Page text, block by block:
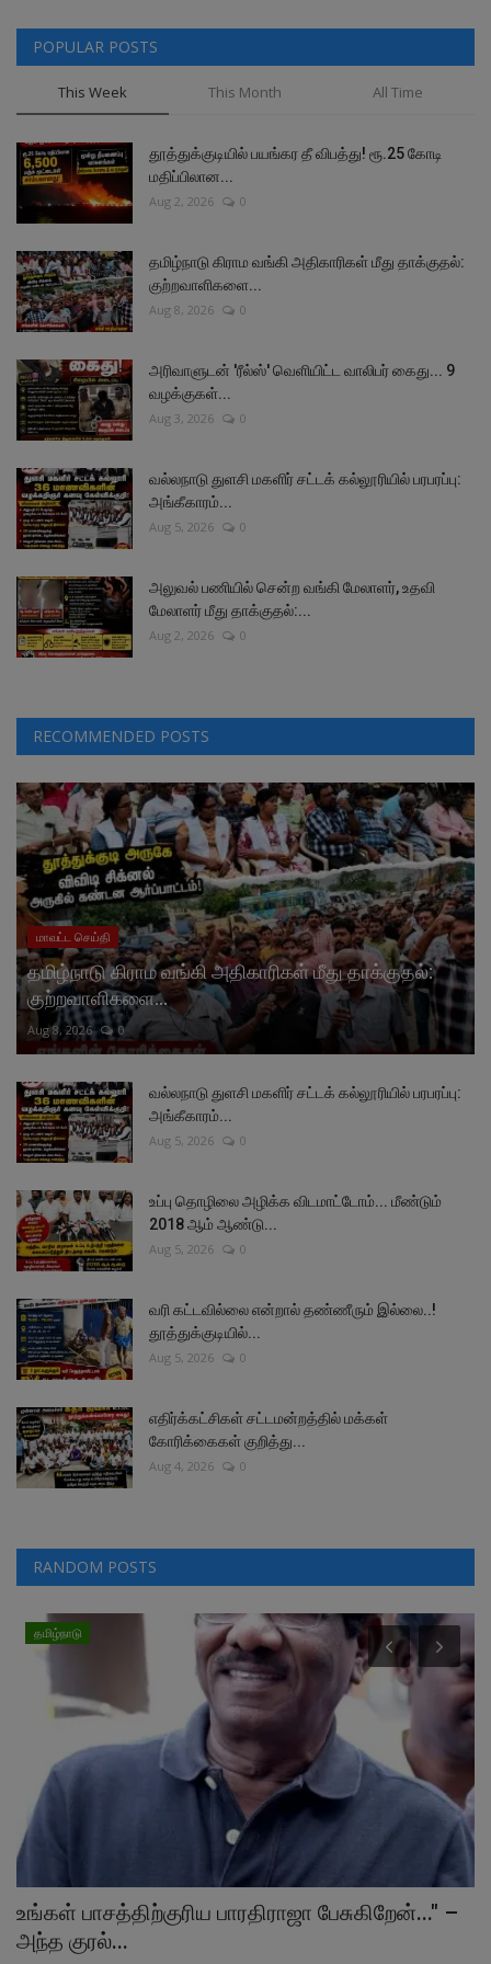
POPULAR POSTS
This Week This Month All Time
தூத்துக்குடியில் பயங்கர தீ விபத்து! ரூ.25 கோடி
மதிப்பிலான...
Aug 2, 2026 0
தமிழ்நாடு கிராம வங்கி அதிகாரிகள் மீது தாக்குதல்:
குற்றவாளிகளை...
Aug 8, 2026 0
அரிவாளுடன் 'ரீல்ஸ்' வெளியிட்ட வாலிபர் கைது... 9
வழக்குகள்...
Aug 3, 2026 0
வல்லநாடு துளசி மகளிர் சட்டக் கல்லூரியில் பரபரப்பு:
அங்கீகாரம்...
Aug 5, 2026 0
அலுவல் பணியில் சென்ற வங்கி மேலாளர், உதவி
மேலாளர் மீது தாக்குதல்:...
Aug 2, 2026 0
RECOMMENDED POSTS
மாவட்ட செய்தி
தமிழ்நாடு கிராம வங்கி அதிகாரிகள் மீது தாக்குதல்:
குற்றவாளிகளை...
Aug 8, 2026 0
வல்லநாடு துளசி மகளிர் சட்டக் கல்லூரியில் பரபரப்பு:
அங்கீகாரம்...
Aug 5, 2026 0
உப்பு தொழிலை அழிக்க விடமாட்டோம்... மீண்டும்
2018 ஆம் ஆண்டு...
Aug 5, 2026 0
வரி கட்டவில்லை என்றால் தண்ணீரும் இல்லை..!
தூத்துக்குடியில்...
Aug 5, 2026 0
எதிர்க்கட்சிகள் சட்டமன்றத்தில் மக்கள்
கோரிக்கைகள் குறித்து...
Aug 4, 2026 0
RANDOM POSTS
தமிழ்நாடு
உங்கள் பாசத்திற்குரிய பாரதிராஜா பேசுகிறேன்..." –
அந்த குரல்...